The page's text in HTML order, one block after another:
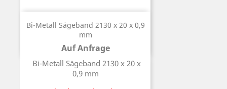
Bi-Metall Sägeband 2130 x 20 x 0,9
mm
Auf Anfrage
Preis
Bi-Metall Sägeband 2130 x 20 x
0,9 mm